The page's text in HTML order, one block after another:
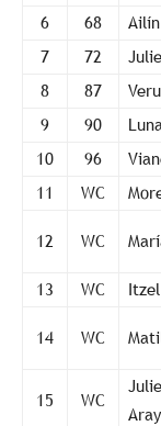
6
68 Ailín
7
72
8
87
9
90 Luna
10
96
11
WC
12 WC
13 WC
14 WC
15 WC